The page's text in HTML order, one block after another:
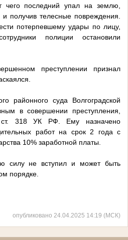
чего последний упал на землю,
получив телесные повреждения.
потерпевшему удары по лицу,
полиции остановили
преступлении признал
районного суда Волгоградской
в совершении преступления,
ст. 318 УК РФ. Ему назначено
работ на срок 2 года с
10% заработной платы.
силу не вступил и может быть
порядке.
опубликовано 24.04.2025 14:19 (МСК)